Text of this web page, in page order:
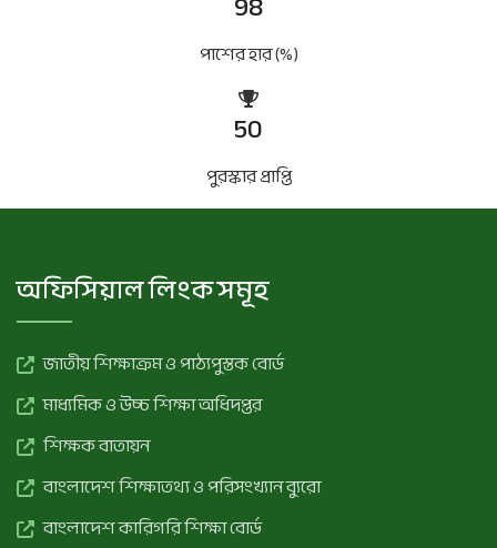
পাশের হার (%)
50
পুরস্কার প্রাপ্তি
অফিসিয়াল লিংক সমূহ
জাতীয় শিক্ষাক্রম ও পাঠ্যপুস্তক বোর্ড
মাধ্যমিক ও উচ্চ শিক্ষা অধিদপ্তর
শিক্ষক বাতায়ন
বাংলাদেশ শিক্ষাতথ্য ও পরিসংখ্যান ব্যুরো
বাংলাদেশ কারিগরি শিক্ষা বোর্ড